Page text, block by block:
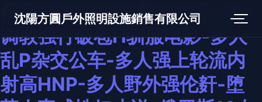
多毛FREEOPRN熟妇多毛-多人
调教强行破苞H驯服电影-多人
乱P杂交公车-多人强上轮流内
射高HNP-多人野外强伦姧-堕
沈陽方圓戶外照明設施銷售有限公司